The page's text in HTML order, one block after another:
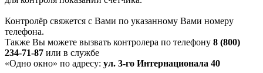
Контролёр свяжется с Вами по указанному Вами номеру
телефона.
Также Вы можете вызвать контролера по телефону 8 (800)
234-71-87 или в службе
«Одно окно» по адресу: ул. 3-го Интернационала 40